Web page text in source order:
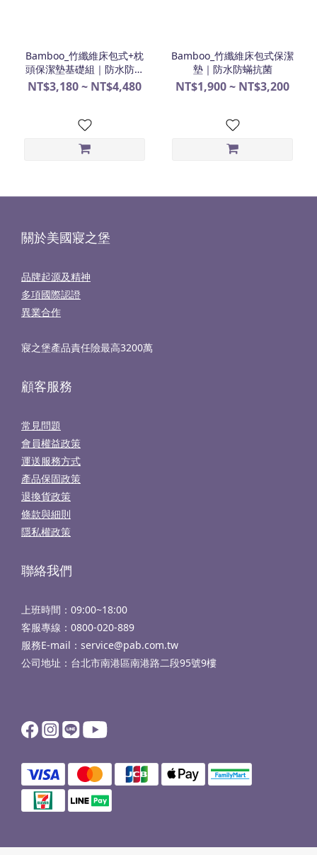
Bamboo_竹纖維床包式+枕
頭保潔墊基礎組｜防水防蟎
抗菌
NT$3,180 ~ NT$4,480
Bamboo_竹纖維床包式保潔
墊｜防水防蟎抗菌
NT$1,900 ~ NT$3,200
關於美國寢之堡
品牌起源及精神
多項國際認證
異業合作
寢之堡產品責任險最高3200萬
顧客服務
常見問題
會員權益政策
運送服務方式
產品保固政策
退換貨政策
條款與細則
隱私權政策
聯絡我們
上班時間：09:00~18:00
客服專線： 0800-020-889
服務E-mail：service@pab.com.tw
公司地址：台北市南港區南港路二段95號9樓